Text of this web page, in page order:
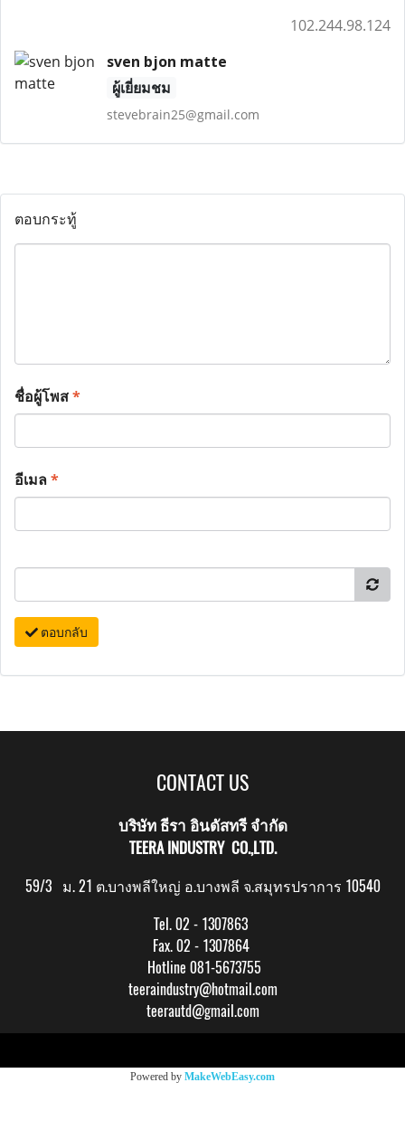
102.244.98.124
sven bjon matte
ผู้เยี่ยมชม
stevebrain25@gmail.com
ตอบกระทู้
ชื่อผู้โพส*
อีเมล*
ตอบกลับ
CONTACT US
บริษัท ธีรา อินดัสทรี จำกัด
TEERA INDUSTRY CO.,LTD.
59/3 ม. 21 ต.บางพลีใหญ่ อ.บางพลี จ.สมุทรปราการ 10540
Tel. 02 - 1307863
Fax. 02 - 1307864
Hotline 081-5673755
teeraindustry@hotmail.com
teerautd@gmail.com
Powered by MakeWebEasy.com